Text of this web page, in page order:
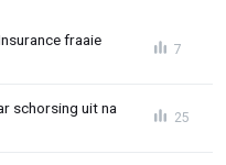
fraaie
7
schorsing uit na
25